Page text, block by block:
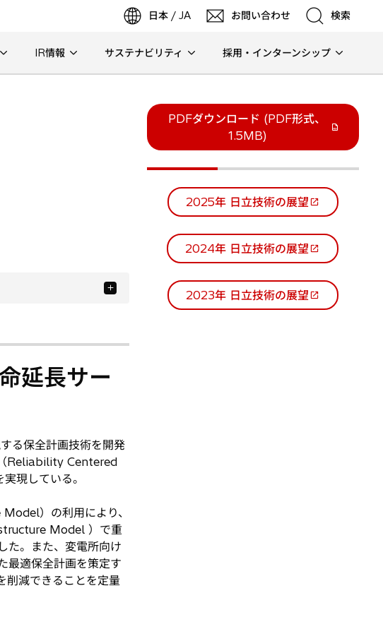
日本 / JA お問い合わせ 検索
検索
検索
IR情報 サステナビリティ 採用・インターンシップ
延長サー
る保全計画技術を開発
Reliability Centered
現している。
）の利用により、
Model ）で重
た。また、変電所向け
最適保全計画を策定す
減できることを定量
PDFダウンロード (PDF形式、
1.5MB)
し
い
タ
ブ
で
開
く
2025年 日立技術の展望
新
い
タ
ブ
で
開
2024年 日立技術の展望
新
い
タ
2023年 日立技術の展望
新